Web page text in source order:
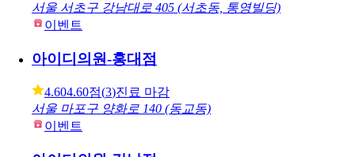
서울 서초구 강남대로 405 (서초동, 통영빌딩)
이벤트
아이디의원-홍대점
4.604.60점(3)진료 마감
서울 마포구 양화로 140 (동교동)
이벤트